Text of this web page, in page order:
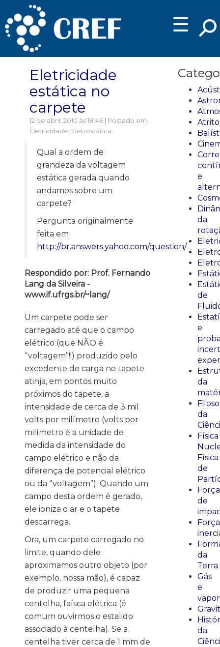
☰
Eletricidade
estática no
carpete
12 de abril, 2010 às 18:46 | Postado em
Eletricidade, Eletrostática
Qual a ordem de
grandeza da voltagem
estática gerada quando
andamos sobre um
carpete?
Pergunta originalmente
feita em
http://br.answers.yahoo.com/question/
Respondido por: Prof. Fernando
Lang da Silveira -
www.if.ufrgs.br/~lang/
Um carpete pode ser
carregado até que o campo
elétrico (que NÃO é
“voltagem”!!) produzido pelo
excedente de carga no tapete
atinja, em pontos muito
próximos do tapete, a
intensidade de cerca de 3 mil
volts por milímetro (volts por
milímetro é a unidade de
medida da intensidade do
campo elétrico e não da
diferença de potencial elétrico
ou da “voltagem”). Quando um
campo desta ordem é gerado,
ele ioniza o ar e o tapete
descarrega.
Ora, um carpete carregado no
limite, quando dele
aproximamos outro objeto (por
exemplo, nossa mão), é capaz
de produzir uma pequena
centelha, faísca elétrica (é
comum ouvirmos o estalido
associado à centelha). Se a
centelha tiver cerca de 1 mm de
Atrito
e
da
de
e
da
da
Física
Física
de
Força
de
da
Terra
Gás
e
vapor
da